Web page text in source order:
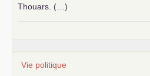
Thouars. (…)
Vie politique